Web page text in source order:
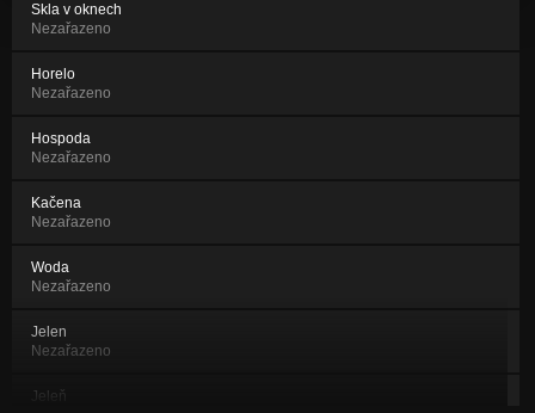
Skla v oknech
Nezařazeno
Horelo
Nezařazeno
Hospoda
Nezařazeno
Kačena
Nezařazeno
Woda
Nezařazeno
Jelen
Nezařazeno
Jeleň